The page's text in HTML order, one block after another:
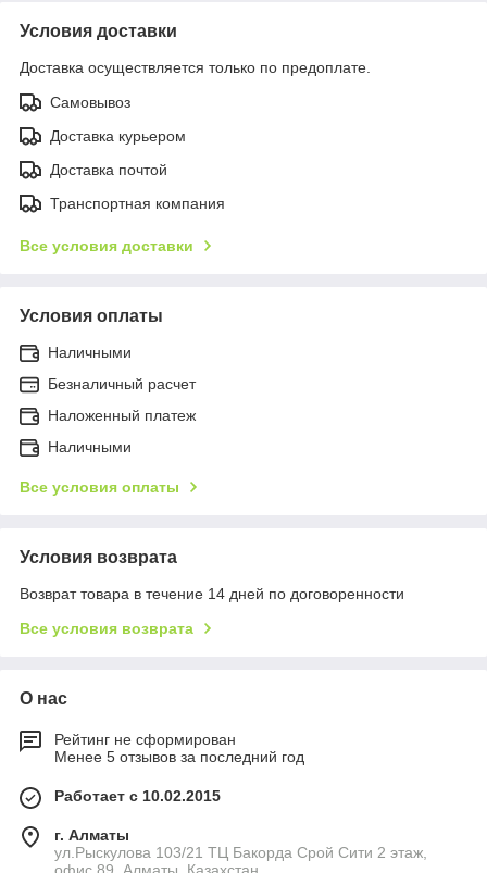
Условия доставки
Доставка осуществляется только по предоплате.
Самовывоз
Доставка курьером
Доставка почтой
Транспортная компания
Все условия доставки
Условия оплаты
Наличными
Безналичный расчет
Наложенный платеж
Наличными
Все условия оплаты
Условия возврата
Возврат товара в течение 14 дней по договоренности
Все условия возврата
О нас
Рейтинг не сформирован
Менее 5 отзывов за последний год
Работает с 10.02.2015
г. Алматы
ул.Рыскулова 103/21 ТЦ Бакорда Срой Сити 2 этаж,
офис 89, Алматы, Казахстан